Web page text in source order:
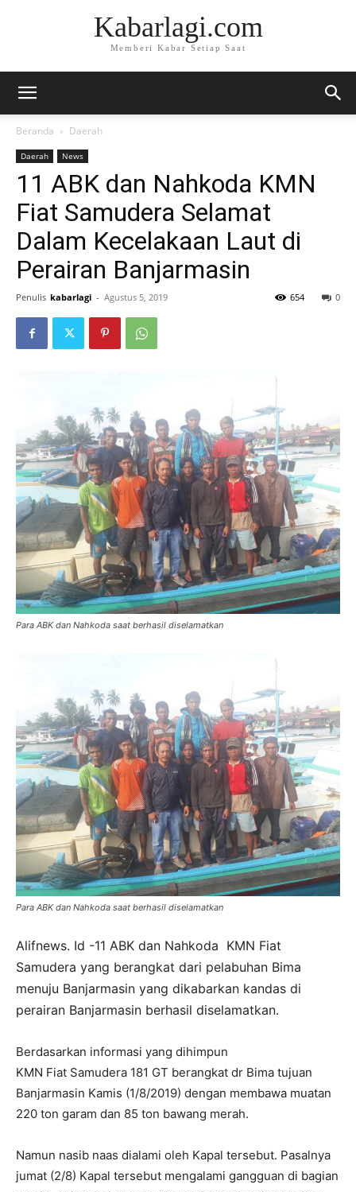
Kabarlagi.com
Memberi Kabar Setiap Saat
Beranda Daerah
Daerah News
11 ABK dan Nahkoda KMN
Fiat Samudera Selamat
Dalam Kecelakaan Laut di
Perairan Banjarmasin
Penulis kabarlagi - Agustus 5, 2019 0
654
Para ABK dan Nahkoda saat berhasil diselamatkan
Para ABK dan Nahkoda saat berhasil diselamatkan
Alifnews. Id -11 ABK dan Nahkoda KMN Fiat
Samudera yang berangkat dari pelabuhan Bima
menuju Banjarmasin yang dikabarkan kandas di
perairan Banjarmasin berhasil diselamatkan.
Berdasarkan informasi yang dihimpun
KMN Fiat Samudera 181 GT berangkat dr Bima tujuan
Banjarmasin Kamis (1/8/2019) dengan membawa muatan
220 ton garam dan 85 ton bawang merah.
Namun nasib naas dialami oleh Kapal tersebut. Pasalnya
jumat (2/8) Kapal tersebut mengalami gangguan di bagian